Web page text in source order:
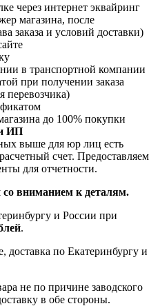
через интернет эквайринг
магазина, после
заказа и условий доставки)
в транспортной компании
при получении заказа
перевозчика)
до 100% покупки
ИП
выше для юр лиц есть
счет. Предоставляем
для отчетности.
вниманием к деталям.
и России при
.
по Екатеринбургу и
не по причине заводского
в обе стороны.